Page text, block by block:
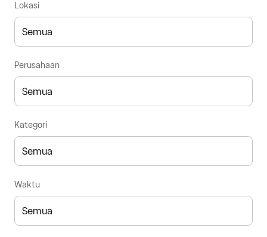
Lokasi
Perusahaan
Kategori
Waktu